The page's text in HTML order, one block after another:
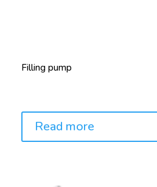
Filling pump
Read more